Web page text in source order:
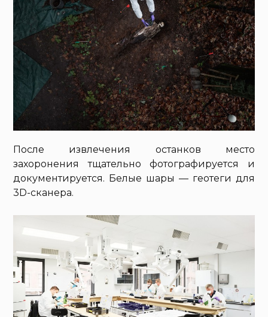
После извлечения останков место
захоронения тщательно фотографируется и
документируется. Белые шары — геотеги для
3D-сканера.